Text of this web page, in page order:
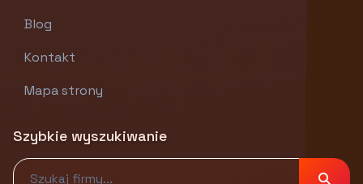
Blog
Kontakt
Mapa strony
Szybkie wyszukiwanie